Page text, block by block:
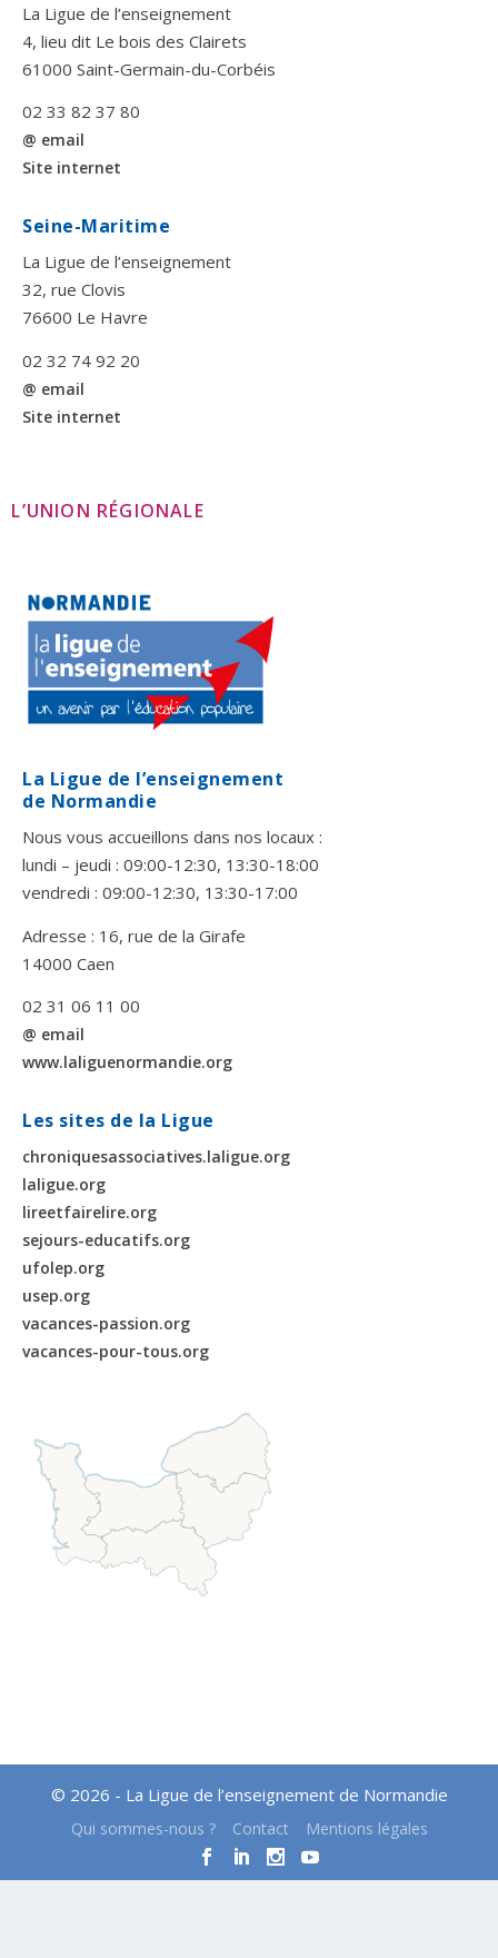
La Ligue de l’enseignement
4, lieu dit Le bois des Clairets
61000 Saint-Germain-du-Corbéis
02 33 82 37 80
@ email
Site internet
Seine-Maritime
La Ligue de l’enseignement
32, rue Clovis
76600 Le Havre
02 32 74 92 20
@ email
Site internet
L’UNION RÉGIONALE
La Ligue de l’enseignement
de Normandie
Nous vous accueillons dans nos locaux :
lundi – jeudi : 09:00-12:30, 13:30-18:00
vendredi : 09:00-12:30, 13:30-17:00
Adresse : 16, rue de la Girafe
14000 Caen
02 31 06 11 00
@ email
www.laliguenormandie.org
Les sites de la Ligue
chroniquesassociatives.laligue.org
laligue.org
lireetfairelire.org
sejours-educatifs.org
ufolep.org
usep.org
vacances-passion.org
vacances-pour-tous.org
© 2026 - La Ligue de l’enseignement de Normandie
Qui sommes-nous ? Contact Mentions légales